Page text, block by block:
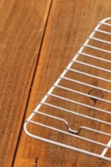
す
る